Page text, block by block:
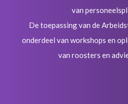
van
De toepassing van de
onderdeel van workshops en
van roosters en